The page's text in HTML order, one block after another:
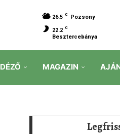
26.5 C Pozsony
22.2 C
Besztercebánya
MAGAZIN